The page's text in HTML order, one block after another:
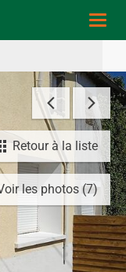
les photos (7)
Retour à la liste